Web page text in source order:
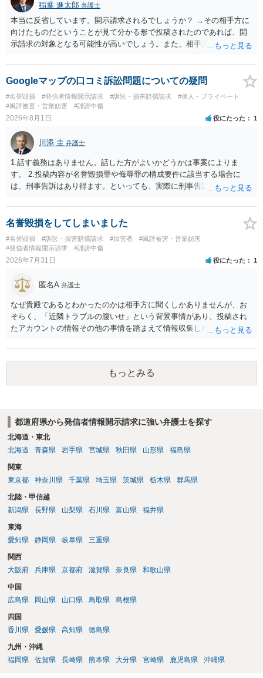
稲葉 進太郎 弁護士
本当に反省しています。開示請求されるでしょうか？ →その相手方に
向けたものだということが見て分かる形で投稿されたのであれば、開
示請求の対象となる可能性が高いでしょう。また、相手方の投稿した
と存じます。発信者情報開示請求が進むと、投稿に使った回線の契約
者のところに、意見照会がなされます。アカウント情報開示の場合
は、アカウントの登録メールに意見照会がなされます。 また、された
場合賠償金はいくらでしょうか。 →ケースバイケースであり、数万円
から１００万単位まで様々でしょう。裁判外であれば交渉して相手方
Googleマップの口コミ訴訟問題についての疑問
#名誉毀損 #発信者情報開示請求 #訴訟・損害賠償請求
#個人・プライベート
#風評被害・営業妨害
#誹謗中傷
2026年8月1日 役にたった 1
川添 圭 弁護士
1.話す義務はありません。話した方がよいかどうかは事案によりま
す。 2.投稿内容が名誉毀損罪や侮辱罪の構成要件に該当する場合に
は、刑事告訴はあり得ます。といっても、実際に刑事告訴に動くかど
です。Googleは電話番号の開示請求もできることが多いので、少しで
も特定可能になるよう、複数ルートで開示請求が行われることが多い
です。さらにいえば、利用者からの口コミ投稿の場合、開示請求者は
ある程度対象者を特定できている（ただし証拠による裏付けか必要な
ので発信者情報開示請求をする）というケースが比較的多いと思われ
名誉毀損をしてしまいました
#名誉毀損 #訴訟・損害賠償請求 #加害者
#風評被害・営業妨害
#発信者情報開示請求
#誹謗中傷
2026年7月31日 役にたった 1
匿名A 弁護士
なぜ貴殿であるとわかったのかは相手方に聞くしかありませんが、お
そらく、「近隣トラブルの腹いせ」という背景事情があり、投稿され
たアカウントの情報その他の事情を踏まえて情報収集した結果、この
貴殿が投稿した事実を認めてしまったことで「答え合わせ」になって
しまったのではないでしょうか。 相手方の動きについても、相手方次
第ですので何とも言えません。公開の場で回答するには情報が乏し
く、ここで詳細を明らかにすることは事案の特定に繋がってしまうの
もっとみる
都道府県から発信者情報開示請求に強い弁護士を探す
北海道・東北
北海道
青森県 岩手県 宮城県 秋田県 山形県 福島県
関東
東京都
神奈川県 千葉県 埼玉県 茨城県 栃木県 群馬県
北陸・甲信越
新潟県
長野県 山梨県 石川県 富山県 福井県
東海
愛知県
静岡県 岐阜県 三重県
関西
大阪府
兵庫県 京都府 滋賀県 奈良県 和歌山県
中国
広島県
岡山県 山口県 鳥取県 島根県
四国
香川県
愛媛県 高知県 徳島県
九州・沖縄
福岡県
佐賀県 長崎県 熊本県 大分県 宮崎県 鹿児島県 沖縄県